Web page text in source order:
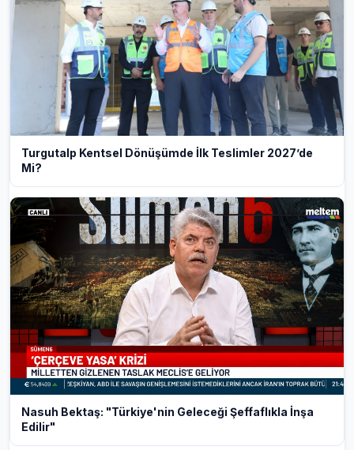
Turgutalp Kentsel Dönüşümde İlk Teslimler 2027’de
Mi?
Nasuh Bektaş: "Türkiye'nin Geleceği Şeffaflıkla İnşa
Edilir"